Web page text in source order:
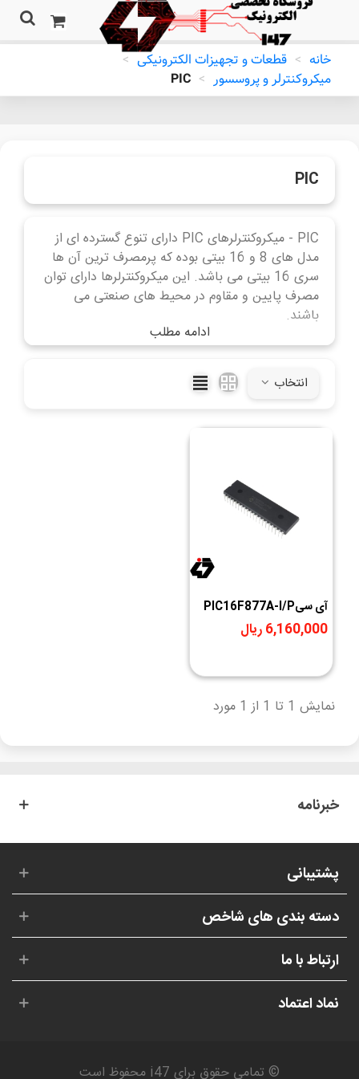
خانه > قطعات و تجهیزات الکترونیکی >
میکروکنترلر و پروسسور >
PIC
PIC
PIC - میکروکنترلرهای PIC دارای تنوع گسترده ای از
مدل های 8 و 16 بیتی بوده که پرمصرف ترین آن ها
سری 16 بیتی می باشد. این میکروکنترلرها دارای توان
مصرف پایین و مقاوم در محیط های صنعتی می
باشند.
ادامه مطلب
انتخاب
آی سیPIC16F877A-I/P
6,160,000 ریال
نمایش 1 تا 1 از 1 مورد
خبرنامه
پشتیبانی
دسته بندی های شاخص
ارتباط با ما
نماد اعتماد
© تمامی حقوق برای i47 محفوظ است